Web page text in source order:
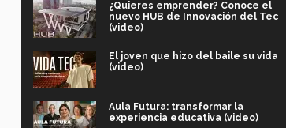
¿Quieres emprender? Conoce el
nuevo HUB de Innovación del Tec
(video)
El joven que hizo del baile su vida
(video)
Aula Futura: transformar la
experiencia educativa (video)